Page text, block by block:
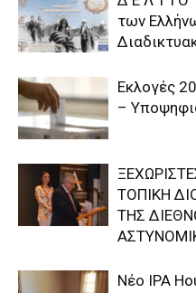
των
Εκλογές
–
ΤΟΠΙΚΗ
ΤΗΣ
Nέο IPA